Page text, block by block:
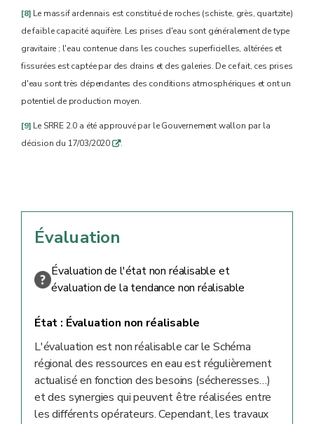
[8] Le massif ardennais est constitué de roches (schiste, grès, quartzite)
de faible capacité aquifère. Les prises d'eau sont généralement de type
gravitaire ; l'eau contenue dans les couches superficielles, altérées et
fissurées est captée par des drains et des galeries. De ce fait, ces prises
d'eau sont très dépendantes des conditions atmosphériques et ont un
potentiel de production moyen.
[9] Le SRRE 2.0 a été approuvé par le Gouvernement wallon par la
décision du 17/03/2020 q.
Évaluation
Évaluation de l'état non réalisable et
évaluation de la tendance non réalisable
État : Évaluation non réalisable
L'évaluation est non réalisable car le Schéma
régional des ressources en eau est régulièrement
actualisé en fonction des besoins (sécheresses…)
et des synergies qui peuvent être réalisées entre
les différents opérateurs. Cependant, les travaux